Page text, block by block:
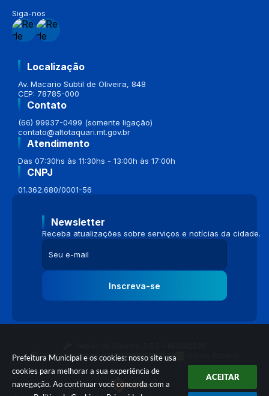
Prefeitura Municipal e os cookies: nosso site usa
cookies para melhorar a sua experiência de
navegação. Ao continuar você concorda com a
ACEITAR
Siga-nos
Localização
Av. Macario Subtil de Oliveira, 848
CEP: 78785-000
Contato
(66) 99937-0499 (somente ligação)
contato@altotaquari.mt.gov.br
Atendimento
Das 07:30hs às 11:30hs - 13:00h às 17:00h
CNPJ
01.362.680/0001-56
Newsletter
Receba atualizações sobre serviços e notícias da cidade.
Inscreva-se
Portal atualizado em:04/08/2026 16:58